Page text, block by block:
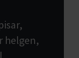
helgen,